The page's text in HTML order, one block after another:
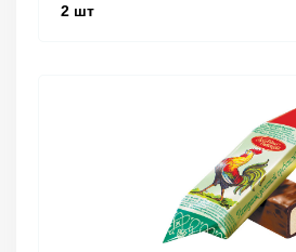
2 шт